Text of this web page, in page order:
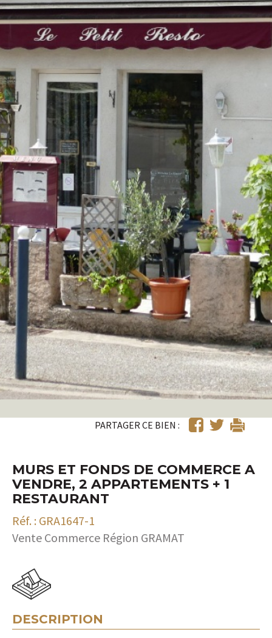
PARTAGER CE BIEN :
MURS ET FONDS DE COMMERCE A
VENDRE, 2 APPARTEMENTS + 1
RESTAURANT
Réf. : GRA1647-1
Vente Commerce Région GRAMAT
DESCRIPTION